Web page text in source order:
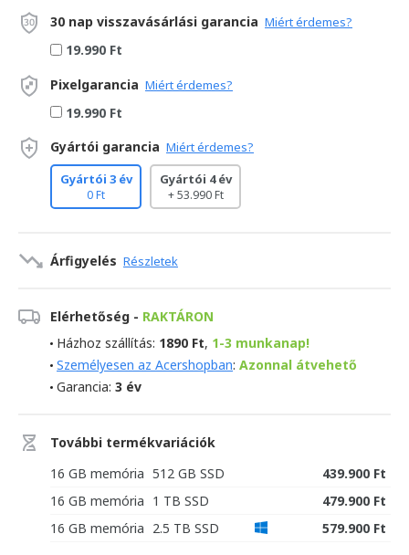
30 nap visszavásárlási garancia Miért érdemes?
19.990 Ft
Pixelgarancia Miért érdemes?
19.990 Ft
Gyártói garancia Miért érdemes?
Gyártói 3 év
0 Ft
Gyártói 4 év
+ 53.990 Ft
Árfigyelés Részletek
Elérhetőség - RAKTÁRON
Házhoz szállítás: 1890 Ft, 1-3 munkanap!
Személyesen az Acershopban: Azonnal átvehető
Garancia: 3 év
További termékvariációk
16 GB memória 512 GB SSD
439.900 Ft
16 GB memória 1 TB SSD
479.900 Ft
16 GB memória 2.5 TB SSD 579.900 Ft